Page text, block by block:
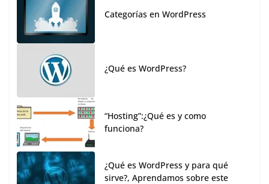
Categorías en WordPress
¿Qué es WordPress?
“Hosting”:¿Qué es y como
funciona?
¿Qué es WordPress y para qué
sirve?, Aprendamos sobre este